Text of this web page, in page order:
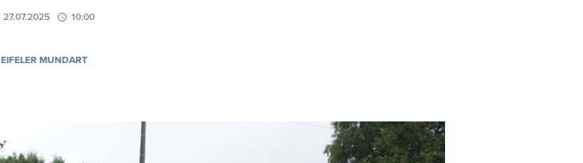
27.07.2025 10:00
EIFELER MUNDART